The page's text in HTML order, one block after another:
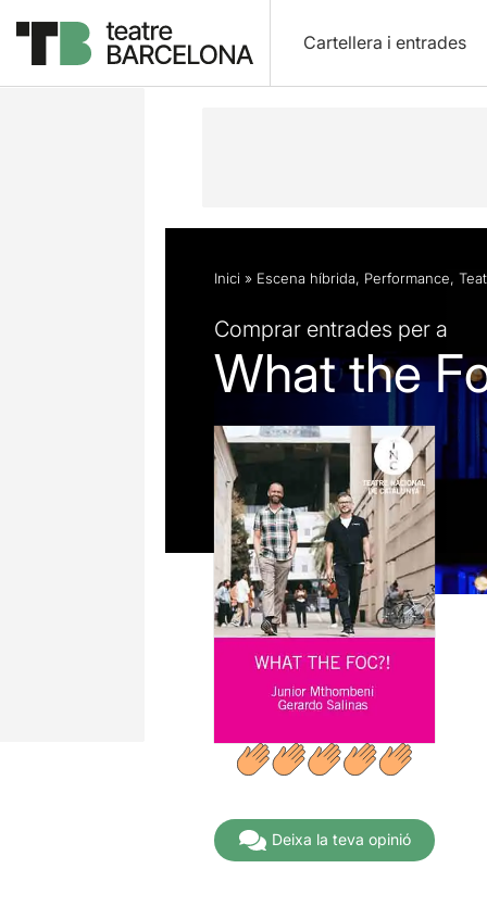
Cartellera i entrades
Descripció Fitxa artística Fotos i
Inici » Escena híbrida, Performance,
Comprar entrades per a
What the
Deixa la teva opinió